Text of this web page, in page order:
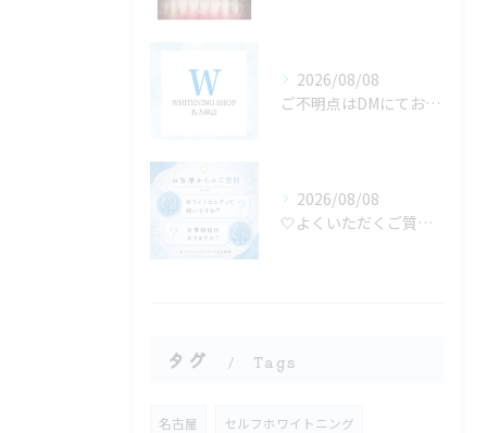
2026/08/08
ご不明点はDMにてお気軽にお問い合わせください✨🩷
2026/08/08
🤍よくいただくご質問にお答えします🤍
タグ Tags
名古屋 セルフホワイトニング